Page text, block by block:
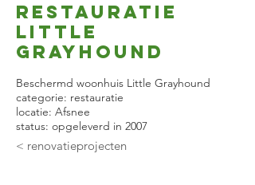
restauratie
Little
Grayhound
Beschermd woonhuis Little Grayhound
categorie: restauratie
locatie: Afsnee
status: opgeleverd in 2007
< renovatieprojecten